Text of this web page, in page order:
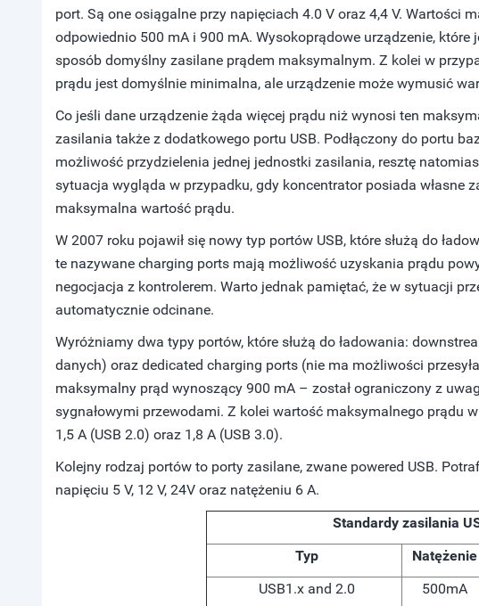
port. Są one osiągalne przy napięciach 4.0 V oraz 4,4 V. Wartości
odpowiednio 500 mA i 900 mA. Wysokoprądowe urządzenie, które
sposób domyślny zasilane prądem maksymalnym. Z kolei w
prądu jest domyślnie minimalna, ale urządzenie może wymusić
Co jeśli dane urządzenie żąda więcej prądu niż wynosi ten
zasilania także z dodatkowego portu USB. Podłączony do portu
możliwość przydzielenia jednej jednostki zasilania, resztę
sytuacja wygląda w przypadku, gdy koncentrator posiada własne
maksymalna wartość prądu.
W 2007 roku pojawił się nowy typ portów USB, które służą do
te nazywane charging ports mają możliwość uzyskania prądu
negocjacja z kontrolerem. Warto jednak pamiętać, że w sytuacji
automatycznie odcinane.
Wyróżniamy dwa typy portów, które służą do ładowania:
danych) oraz dedicated charging ports (nie ma możliwości
maksymalny prąd wynoszący 900 mA – został ograniczony z
sygnałowymi przewodami. Z kolei wartość maksymalnego prądu
1,5 A (USB 2.0) oraz 1,8 A (USB 3.0).
Kolejny rodzaj portów to porty zasilane, zwane powered USB.
napięciu 5 V, 12 V, 24V oraz natężeniu 6 A.
Standardy zasilania
Typ
Natężenie
USB1.x and 2.0
500mA